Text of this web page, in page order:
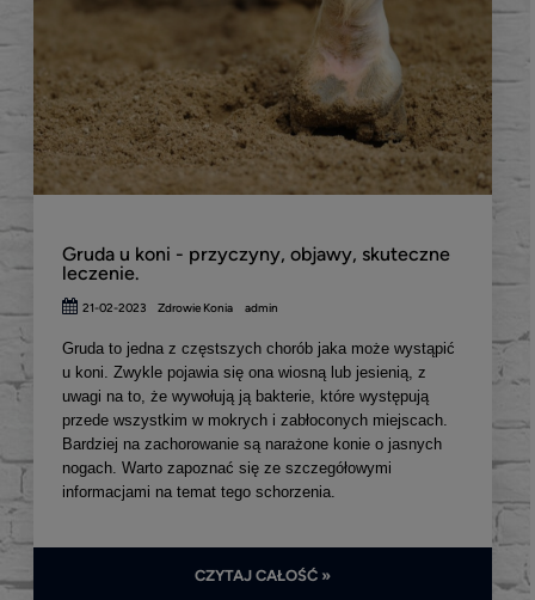
Gruda u koni - przyczyny, objawy, skuteczne
leczenie.
21-02-2023 Zdrowie Konia admin
Gruda to jedna z częstszych chorób jaka może wystąpić
u koni. Zwykle pojawia się ona wiosną lub jesienią, z
uwagi na to, że wywołują ją bakterie, które występują
przede wszystkim w mokrych i zabłoconych miejscach.
Bardziej na zachorowanie są narażone konie o jasnych
nogach. Warto zapoznać się ze szczegółowymi
informacjami na temat tego schorzenia.
CZYTAJ CAŁOŚĆ »